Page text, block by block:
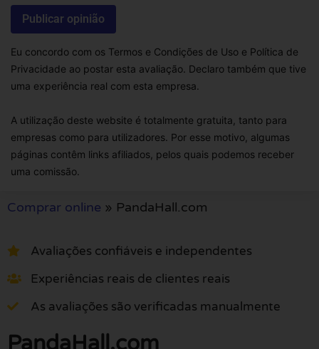
Eu concordo com os Termos e Condições de Uso e Política de
Privacidade ao postar esta avaliação. Declaro também que tive
uma experiência real com esta empresa.
A utilização deste website é totalmente gratuita, tanto para
empresas como para utilizadores. Por esse motivo, algumas
páginas contêm links afiliados, pelos quais podemos receber
uma comissão.
Comprar online » PandaHall.com
Avaliações confiáveis e independentes
Experiências reais de clientes reais
As avaliações são verificadas manualmente
PandaHall.com